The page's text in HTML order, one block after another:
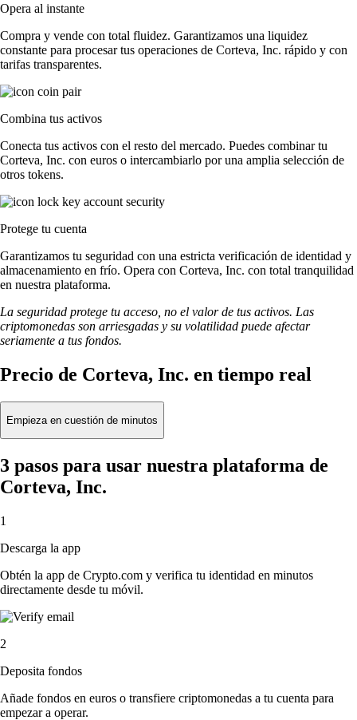
Opera al instante
Compra y vende con total fluidez. Garantizamos una liquidez
constante para procesar tus operaciones de Corteva, Inc. rápido y con
tarifas transparentes.
Combina tus activos
Conecta tus activos con el resto del mercado. Puedes combinar tu
Corteva, Inc. con euros o intercambiarlo por una amplia selección de
otros tokens.
Protege tu cuenta
Garantizamos tu seguridad con una estricta verificación de identidad y
almacenamiento en frío. Opera con Corteva, Inc. con total tranquilidad
en nuestra plataforma.
La seguridad protege tu acceso, no el valor de tus activos. Las
criptomonedas son arriesgadas y su volatilidad puede afectar
seriamente a tus fondos.
Precio de Corteva, Inc. en tiempo real
Empieza en cuestión de minutos
3 pasos para usar nuestra plataforma de
Corteva, Inc.
1
Descarga la app
Obtén la app de Crypto.com y verifica tu identidad en minutos
directamente desde tu móvil.
2
Deposita fondos
Añade fondos en euros o transfiere criptomonedas a tu cuenta para
empezar a operar.